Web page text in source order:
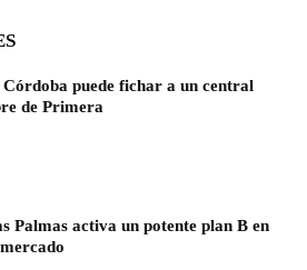
Córdoba puede fichar a un central
de Primera
Palmas activa un potente plan B en